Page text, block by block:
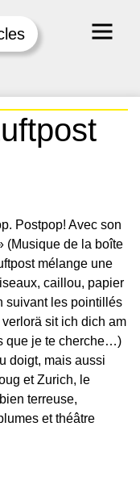
Postpop! Avec son
(Musique de la boîte
mélange une
caillou, papier
suivant les pointillés
sit ich dich am
que je te cherche…)
doigt, mais aussi
et Zurich, le
terreuse,
et théâtre